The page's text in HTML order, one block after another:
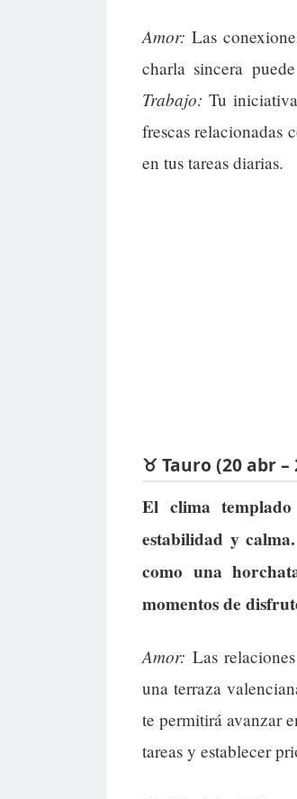
Amor: Las
charla sincera
Trabajo: Tu
frescas relacionadas
en tus tareas diarias.
♉ Tauro (20 abr –
El clima
estabilidad y
como una
momentos de
Amor: Las
una terraza
te permitirá avanzar
tareas y establecer